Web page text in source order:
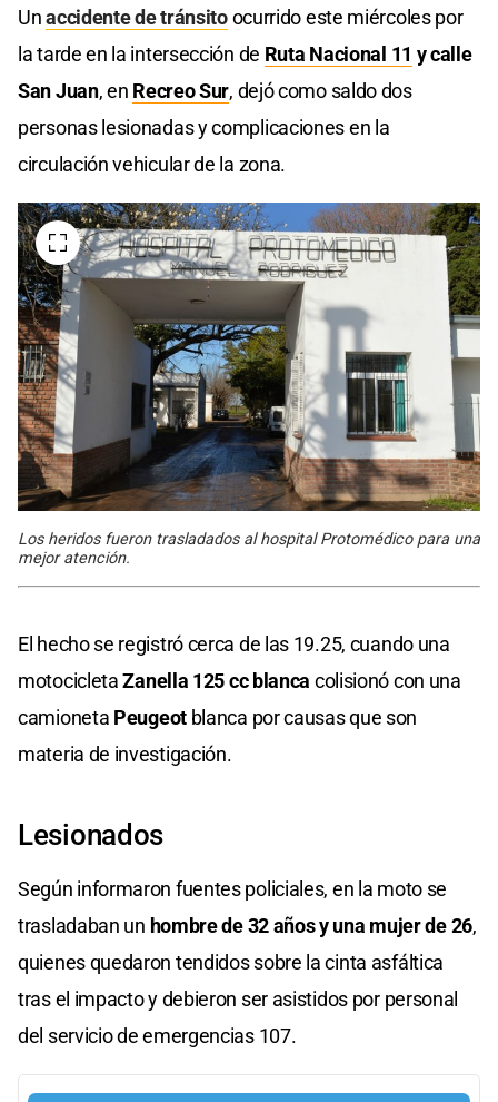
Unaccidente de tránsitoocurrido este miércoles por
la tarde en la intersección de Ruta Nacional 11 y calle
San Juan, en Recreo Sur, dejó como saldo dos
personas lesionadas y complicaciones en la
circulación vehicular de la zona.
Los heridos fueron trasladados al hospital Protomédico para una
mejor atención.
El hecho se registró cerca de las 19.25, cuando una
motocicletaZanella 125 cc blanca colisionó con una
camioneta Peugeotblanca por causas que son
materia de investigación.
Lesionados
Según informaron fuentes policiales, en la moto se
trasladaban un hombre de 32 años y una mujer de 26,
quienes quedaron tendidos sobre la cinta asfáltica
tras el impacto y debieron ser asistidos por personal
del servicio de emergencias 107.